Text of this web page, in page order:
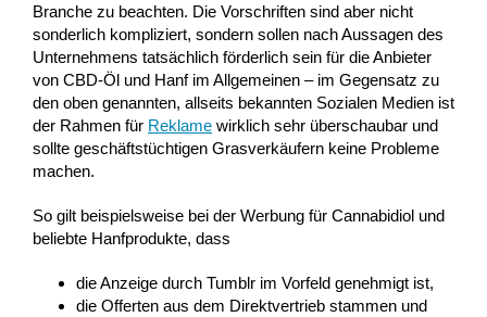
Branche zu beachten. Die Vorschriften sind aber nicht
sonderlich kompliziert, sondern sollen nach Aussagen des
Unternehmens tatsächlich förderlich sein für die Anbieter
von CBD-Öl und Hanf im Allgemeinen – im Gegensatz zu
den oben genannten, allseits bekannten Sozialen Medien ist
der Rahmen für Reklame wirklich sehr überschaubar und
sollte geschäftstüchtigen Grasverkäufern keine Probleme
machen.
So gilt beispielsweise bei der Werbung für Cannabidiol und
beliebte Hanfprodukte, dass
die Anzeige durch Tumblr im Vorfeld genehmigt ist,
die Offerten aus dem Direktvertrieb stammen und